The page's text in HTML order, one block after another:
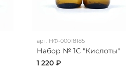
арт. НФ-00018185
Набор № 1С "Кислоты"
1 220 ₽